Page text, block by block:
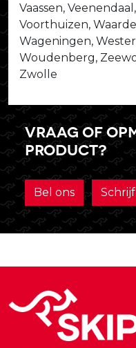
Vaassen,
Voorthuizen,
Wageningen,
Woudenberg,
Zwolle
Vraag of
product?
Bel ons